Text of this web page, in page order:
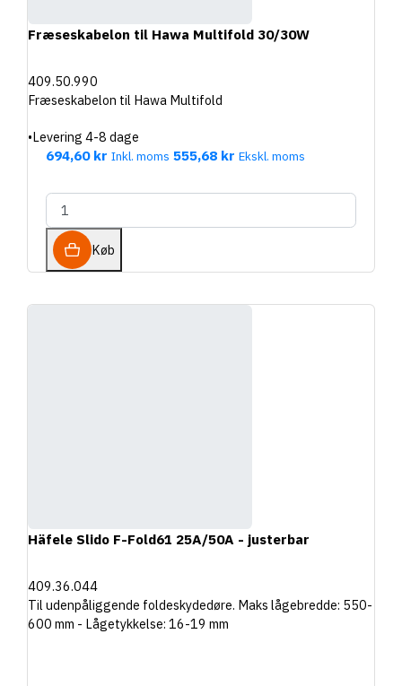
Fræseskabelon til Hawa Multifold 30/30W
409.50.990
Fræseskabelon til Hawa Multifold
•Levering 4-8 dage
694,60 kr Inkl. moms 555,68 kr Ekskl. moms
Køb
Häfele Slido F-Fold61 25A/50A - justerbar
409.36.044
Til udenpåliggende foldeskydedøre. Maks lågebredde: 550-
600 mm - Lågetykkelse: 16-19 mm